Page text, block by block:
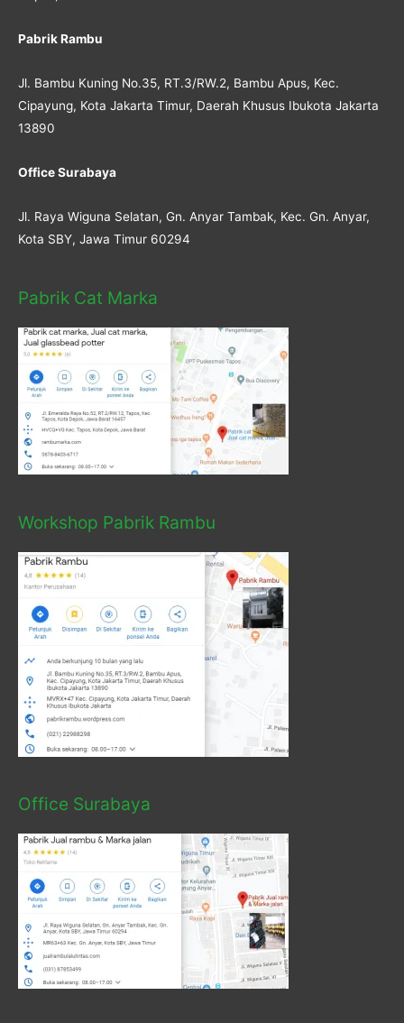
Pabrik Rambu
Jl. Bambu Kuning No.35, RT.3/RW.2, Bambu Apus, Kec.
Cipayung, Kota Jakarta Timur, Daerah Khusus Ibukota Jakarta
13890
Office Surabaya
Jl. Raya Wiguna Selatan, Gn. Anyar Tambak, Kec. Gn. Anyar,
Kota SBY, Jawa Timur 60294
Pabrik Cat Marka
Workshop Pabrik Rambu
Office Surabaya